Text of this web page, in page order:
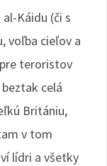
Káidu (či s
voľba cieľov a
teroristov
celá
Britániu,
v tom
lídri a všetky